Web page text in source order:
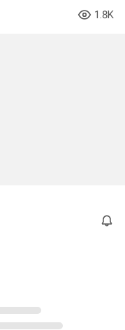
1.8K